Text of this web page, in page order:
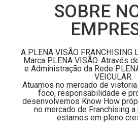
SOBRE
A PLENA VISÃO FRANCHISING
Marca PLENA VISÃO. Através
e Administração da Rede
VEICULAR.
Atuamos no mercado de
foco, responsabilidade e
desenvolvemos Know How
no mercado de Franchising
estamos em pleno